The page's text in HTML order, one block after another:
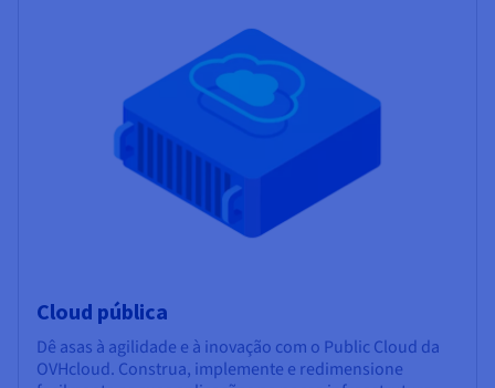
Cloud pública
Dê asas à agilidade e à inovação com o Public Cloud da
OVHcloud. Construa, implemente e redimensione